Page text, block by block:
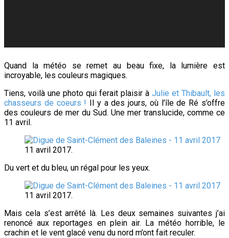
Quand la météo se remet au beau fixe, la lumière est
incroyable, les couleurs magiques.
Tiens, voilà une photo qui ferait plaisir à Julie et Thibault, les
chasseurs de coeurs ! Il y a des jours, où l’île de Ré s’offre
des couleurs de mer du Sud. Une mer translucide, comme ce
11 avril.
11 avril 2017.
Du vert et du bleu, un régal pour les yeux.
11 avril 2017.
Mais cela s’est arrêté là. Les deux semaines suivantes j’ai
renoncé aux reportages en plein air. La météo horrible, le
crachin et le vent glacé venu du nord m’ont fait reculer.